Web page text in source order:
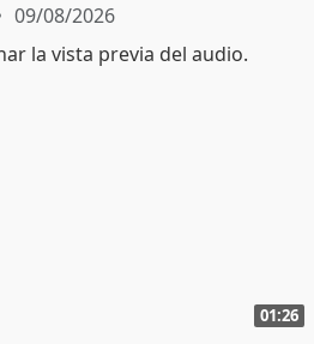
09/08/2026
01:26